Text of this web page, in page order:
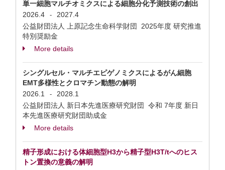
単一細胞マルチオミクスによる細胞分化予測技術の創出
2026.4
-
2027.4
公益財団法人 上原記念生命科学財団 2025年度 研究推進
特別奨励金
More details
シングルセル・マルチエピゲノミクスによるがん細胞
EMT多様性とクロマチン動態の解明
2026.1
-
2028.1
公益財団法人 新日本先進医療研究財団 令和 7年度 新日
本先進医療研究財団助成金
More details
精子形成における体細胞型H3から精子型H3T/tへのヒス
トン置換の意義の解明